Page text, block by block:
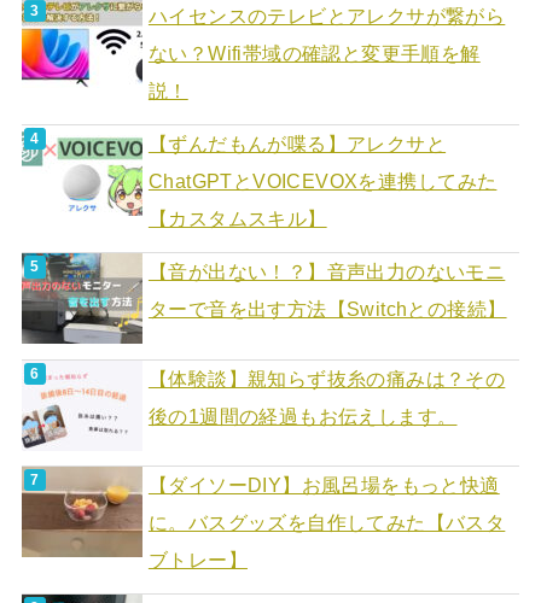
ハイセンスのテレビとアレクサが繋がら
ない？Wifi帯域の確認と変更手順を解
説！
【ずんだもんが喋る】アレクサと
ChatGPTとVOICEVOXを連携してみた
【カスタムスキル】
【音が出ない！？】音声出力のないモニ
ターで音を出す方法【Switchとの接続】
【体験談】親知らず抜糸の痛みは？その
後の1週間の経過もお伝えします。
【ダイソーDIY】お風呂場をもっと快適
に。バスグッズを自作してみた【バスタ
ブトレー】